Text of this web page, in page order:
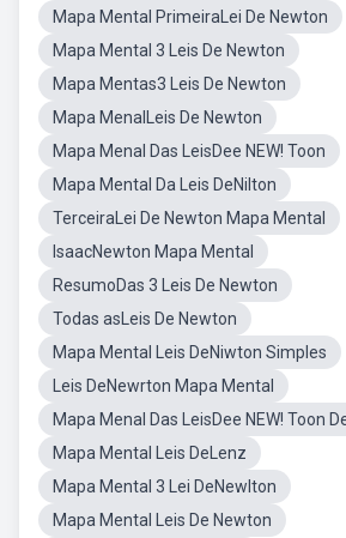
Mapa Mental PrimeiraLei De Newton
Mapa Mental 3 Leis De Newton
Mapa Mentas3 Leis De Newton
Mapa MenalLeis De Newton
Mapa Menal Das LeisDee NEW! Toon
Mapa Mental Da Leis DeNilton
TerceiraLei De Newton Mapa Mental
IsaacNewton Mapa Mental
ResumoDas 3 Leis De Newton
Todas asLeis De Newton
Mapa Mental Leis DeNiwton Simples
Leis DeNewrton Mapa Mental
Mapa Menal Das LeisDee NEW! Toon
Mapa Mental Leis DeLenz
Mapa Mental 3 Lei DeNewlton
Mapa Mental Leis De Newton